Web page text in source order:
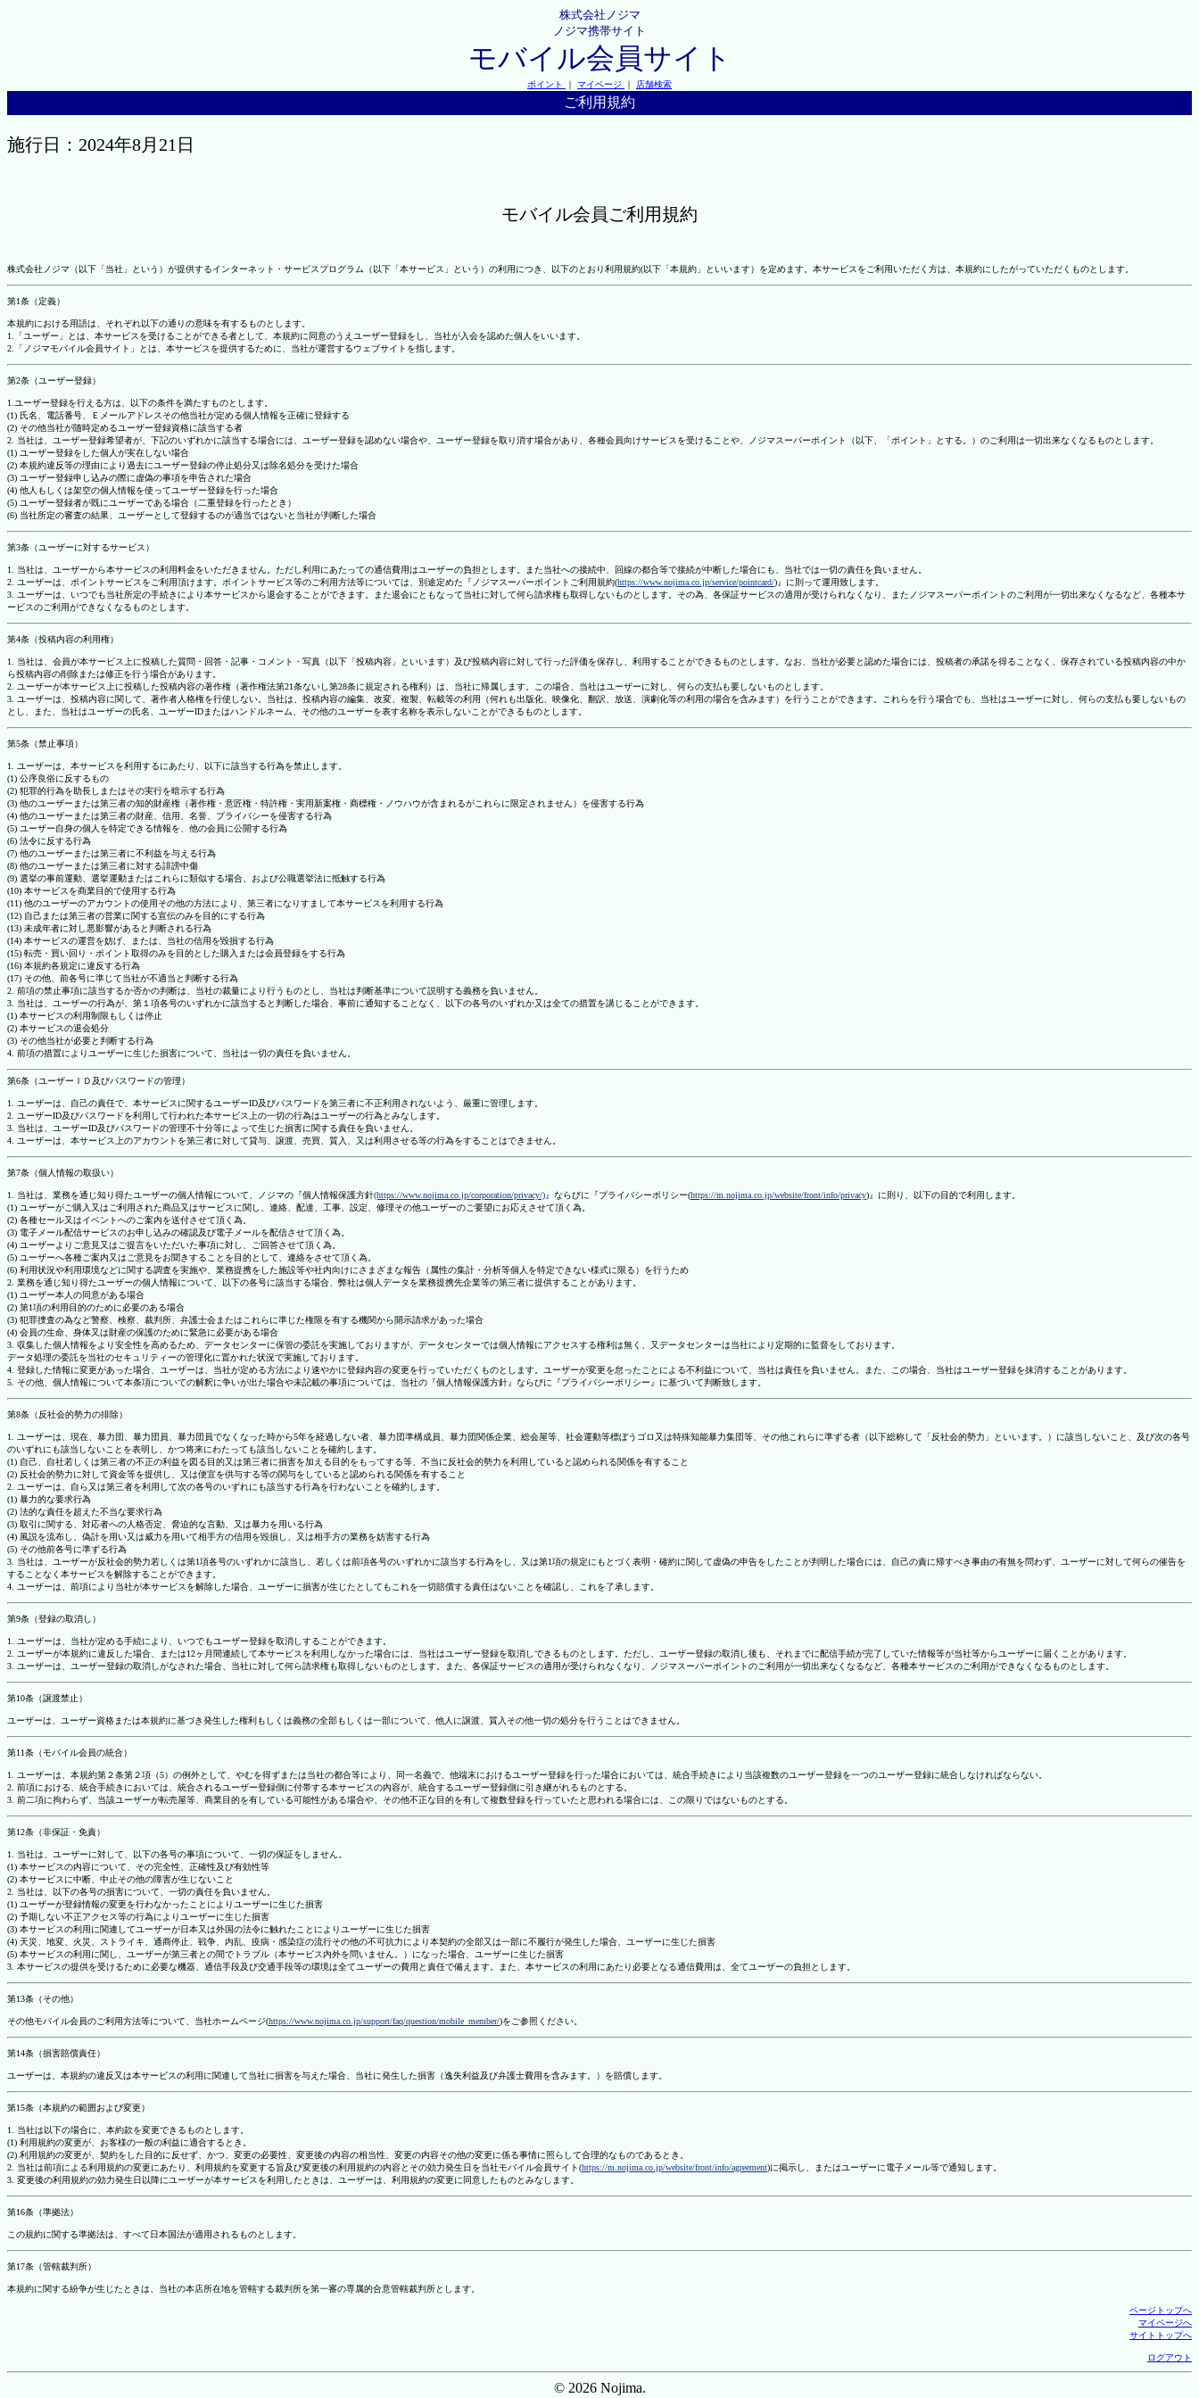
株式会社ノジマ
ノジマ携帯サイト
モバイル会員サイト
ポイント ｜ マイページ ｜ 店舗検索
ご利用規約
施行日：2024年8月21日
モバイル会員ご利用規約
株式会社ノジマ（以下「当社」という）が提供するインターネット・サービスプログラム（以下「本サービス」という）の利用につき、以下のとおり利用規約(以下「本規約」といいます）を定めます。本サービスをご利用いただく方は、本規約にしたがっていただくものとします。
第1条（定義）
本規約における用語は、それぞれ以下の通りの意味を有するものとします。
1.「ユーザー」とは、本サービスを受けることができる者として、本規約に同意のうえユーザー登録をし、当社が入会を認めた個人をいいます。
2.「ノジマモバイル会員サイト」とは、本サービスを提供するために、当社が運営するウェブサイトを指します。
第2条（ユーザー登録）
1.ユーザー登録を行える方は、以下の条件を満たすものとします。
(1) 氏名、電話番号、Ｅメールアドレスその他当社が定める個人情報を正確に登録する
(2) その他当社が随時定めるユーザー登録資格に該当する者
2. 当社は、ユーザー登録希望者が、下記のいずれかに該当する場合には、ユーザー登録を認めない場合や、ユーザー登録を取り消す場合があり、各種会員向けサービスを受けることや、ノジマスーパーポイント（以下、「ポイント」とする。）のご利用は一切出来なくなるものとします。
(1) ユーザー登録をした個人が実在しない場合
(2) 本規約違反等の理由により過去にユーザー登録の停止処分又は除名処分を受けた場合
(3) ユーザー登録申し込みの際に虚偽の事項を申告された場合
(4) 他人もしくは架空の個人情報を使ってユーザー登録を行った場合
(5) ユーザー登録者が既にユーザーである場合（二重登録を行ったとき）
(6) 当社所定の審査の結果、ユーザーとして登録するのが適当ではないと当社が判断した場合
第3条（ユーザーに対するサービス）
1. 当社は、ユーザーから本サービスの利用料金をいただきません。ただし利用にあたっての通信費用はユーザーの負担とします。また当社への接続中、回線の都合等で接続が中断した場合にも、当社では一切の責任を負いません。
2. ユーザーは、ポイントサービスをご利用頂けます。ポイントサービス等のご利用方法等については、別途定めた『ノジマスーパーポイントご利用規約(https://www.nojima.co.jp/service/pointcard/)』に則って運用致します。
3. ユーザーは、いつでも当社所定の手続きにより本サービスから退会することができます。また退会にともなって当社に対して何ら請求権も取得しないものとします。その為、各保証サービスの適用が受けられなくなり、またノジマスーパーポイントのご利用が一切出来なくなるなど、各種本サ
ービスのご利用ができなくなるものとします。
第4条（投稿内容の利用権）
1. 当社は、会員が本サービス上に投稿した質問・回答・記事・コメント・写真（以下「投稿内容」といいます）及び投稿内容に対して行った評価を保存し、利用することができるものとします。なお、当社が必要と認めた場合には、投稿者の承諾を得ることなく、保存されている投稿内容の中か
ら投稿内容の削除または修正を行う場合があります。
2. ユーザーが本サービス上に投稿した投稿内容の著作権（著作権法第21条ないし第28条に規定される権利）は、当社に帰属します。この場合、当社はユーザーに対し、何らの支払も要しないものとします。
3. ユーザーは、投稿内容に関して、著作者人格権を行使しない。当社は、投稿内容の編集、改変、複製、転載等の利用（何れも出版化、映像化、翻訳、放送、演劇化等の利用の場合を含みます）を行うことができます。これらを行う場合でも、当社はユーザーに対し、何らの支払も要しないもの
とし、また、当社はユーザーの氏名、ユーザーIDまたはハンドルネーム、その他のユーザーを表す名称を表示しないことができるものとします。
第5条（禁止事項）
1. ユーザーは、本サービスを利用するにあたり、以下に該当する行為を禁止します。
(1) 公序良俗に反するもの
(2) 犯罪的行為を助長しまたはその実行を暗示する行為
(3) 他のユーザーまたは第三者の知的財産権（著作権・意匠権・特許権・実用新案権・商標権・ノウハウが含まれるがこれらに限定されません）を侵害する行為
(4) 他のユーザーまたは第三者の財産、信用、名誉、プライバシーを侵害する行為
(5) ユーザー自身の個人を特定できる情報を、他の会員に公開する行為
(6) 法令に反する行為
(7) 他のユーザーまたは第三者に不利益を与える行為
(8) 他のユーザーまたは第三者に対する誹謗中傷
(9) 選挙の事前運動、選挙運動またはこれらに類似する場合、および公職選挙法に抵触する行為
(10) 本サービスを商業目的で使用する行為
(11) 他のユーザーのアカウントの使用その他の方法により、第三者になりすまして本サービスを利用する行為
(12) 自己または第三者の営業に関する宣伝のみを目的にする行為
(13) 未成年者に対し悪影響があると判断される行為
(14) 本サービスの運営を妨げ、または、当社の信用を毀損する行為
(15) 転売・買い回り・ポイント取得のみを目的とした購入または会員登録をする行為
(16) 本規約各規定に違反する行為
(17) その他、前各号に準じて当社が不適当と判断する行為
2. 前項の禁止事項に該当するか否かの判断は、当社の裁量により行うものとし、当社は判断基準について説明する義務を負いません。
3. 当社は、ユーザーの行為が、第１項各号のいずれかに該当すると判断した場合、事前に通知することなく、以下の各号のいずれか又は全ての措置を講じることができます。
(1) 本サービスの利用制限もしくは停止
(2) 本サービスの退会処分
(3) その他当社が必要と判断する行為
4. 前項の措置によりユーザーに生じた損害について、当社は一切の責任を負いません。
第6条（ユーザーＩＤ及びパスワードの管理）
1. ユーザーは、自己の責任で、本サービスに関するユーザーID及びパスワードを第三者に不正利用されないよう、厳重に管理します。
2. ユーザーID及びパスワードを利用して行われた本サービス上の一切の行為はユーザーの行為とみなします。
3. 当社は、ユーザーID及びパスワードの管理不十分等によって生じた損害に関する責任を負いません。
4. ユーザーは、本サービス上のアカウントを第三者に対して貸与、譲渡、売買、質入、又は利用させる等の行為をすることはできません。
第7条（個人情報の取扱い）
1. 当社は、業務を通じ知り得たユーザーの個人情報について、ノジマの『個人情報保護方針(https://www.nojima.co.jp/corporation/privacy/)』ならびに『プライバシーポリシー(https://m.nojima.co.jp/website/front/info/privacy)』に則り、以下の目的で利用します。
(1) ユーザーがご購入又はご利用された商品又はサービスに関し、連絡、配達、工事、設定、修理その他ユーザーのご要望にお応えさせて頂く為。
(2) 各種セール又はイベントへのご案内を送付させて頂く為。
(3) 電子メール配信サービスのお申し込みの確認及び電子メールを配信させて頂く為。
(4) ユーザーよりご意見又はご提言をいただいた事項に対し、ご回答させて頂く為。
(5) ユーザーへ各種ご案内又はご意見をお聞きすることを目的として、連絡をさせて頂く為。
(6) 利用状況や利用環境などに関する調査を実施や、業務提携をした施設等や社内向けにさまざまな報告（属性の集計・分析等個人を特定できない様式に限る）を行うため
2. 業務を通じ知り得たユーザーの個人情報について、以下の各号に該当する場合、弊社は個人データを業務提携先企業等の第三者に提供することがあります。
(1) ユーザー本人の同意がある場合
(2) 第1項の利用目的のために必要のある場合
(3) 犯罪捜査の為など警察、検察、裁判所、弁護士会またはこれらに準じた権限を有する機関から開示請求があった場合
(4) 会員の生命、身体又は財産の保護のために緊急に必要がある場合
3. 収集した個人情報をより安全性を高めるため、データセンターに保管の委託を実施しておりますが、データセンターでは個人情報にアクセスする権利は無く、又データセンターは当社により定期的に監督をしております。
データ処理の委託を当社のセキュリティーの管理化に置かれた状況で実施しております。
4. 登録した情報に変更があった場合、ユーザーは、当社が定める方法により速やかに登録内容の変更を行っていただくものとします。ユーザーが変更を怠ったことによる不利益について、当社は責任を負いません。また、この場合、当社はユーザー登録を抹消することがあります。
5. その他、個人情報について本条項についての解釈に争いが出た場合や未記載の事項については、当社の『個人情報保護方針』ならびに『プライバシーポリシー』に基づいて判断致します。
第8条（反社会的勢力の排除）
1. ユーザーは、現在、暴力団、暴力団員、暴力団員でなくなった時から5年を経過しない者、暴力団準構成員、暴力団関係企業、総会屋等、社会運動等標ぼうゴロ又は特殊知能暴力集団等、その他これらに準ずる者（以下総称して「反社会的勢力」といいます。）に該当しないこと、及び次の各号
のいずれにも該当しないことを表明し、かつ将来にわたっても該当しないことを確約します。
(1) 自己、自社若しくは第三者の不正の利益を図る目的又は第三者に損害を加える目的をもってする等、不当に反社会的勢力を利用していると認められる関係を有すること
(2) 反社会的勢力に対して資金等を提供し、又は便宜を供与する等の関与をしていると認められる関係を有すること
2. ユーザーは、自ら又は第三者を利用して次の各号のいずれにも該当する行為を行わないことを確約します。
(1) 暴力的な要求行為
(2) 法的な責任を超えた不当な要求行為
(3) 取引に関する、対応者への人格否定、脅迫的な言動、又は暴力を用いる行為
(4) 風説を流布し、偽計を用い又は威力を用いて相手方の信用を毀損し、又は相手方の業務を妨害する行為
(5) その他前各号に準ずる行為
3. 当社は、ユーザーが反社会的勢力若しくは第1項各号のいずれかに該当し、若しくは前項各号のいずれかに該当する行為をし、又は第1項の規定にもとづく表明・確約に関して虚偽の申告をしたことが判明した場合には、自己の責に帰すべき事由の有無を問わず、ユーザーに対して何らの催告を
することなく本サービスを解除することができます。
4. ユーザーは、前項により当社が本サービスを解除した場合、ユーザーに損害が生じたとしてもこれを一切賠償する責任はないことを確認し、これを了承します。
第9条（登録の取消し）
1. ユーザーは、当社が定める手続により、いつでもユーザー登録を取消しすることができます。
2. ユーザーが本規約に違反した場合、または12ヶ月間連続して本サービスを利用しなかった場合には、当社はユーザー登録を取消しできるものとします。ただし、ユーザー登録の取消し後も、それまでに配信手続が完了していた情報等が当社等からユーザーに届くことがあります。
3. ユーザーは、ユーザー登録の取消しがなされた場合、当社に対して何ら請求権も取得しないものとします。また、各保証サービスの適用が受けられなくなり、ノジマスーパーポイントのご利用が一切出来なくなるなど、各種本サービスのご利用ができなくなるものとします。
第10条（譲渡禁止）
ユーザーは、ユーザー資格または本規約に基づき発生した権利もしくは義務の全部もしくは一部について、他人に譲渡、質入その他一切の処分を行うことはできません。
第11条（モバイル会員の統合）
1. ユーザーは、本規約第２条第２項（5）の例外として、やむを得ずまたは当社の都合等により、同一名義で、他端末におけるユーザー登録を行った場合においては、統合手続きにより当該複数のユーザー登録を一つのユーザー登録に統合しなければならない。
2. 前項における、統合手続きにおいては、統合されるユーザー登録側に付帯する本サービスの内容が、統合するユーザー登録側に引き継がれるものとする。
3. 前二項に拘わらず、当該ユーザーが転売屋等、商業目的を有している可能性がある場合や、その他不正な目的を有して複数登録を行っていたと思われる場合には、この限りではないものとする。
第12条（非保証・免責）
1. 当社は、ユーザーに対して、以下の各号の事項について、一切の保証をしません。
(1) 本サービスの内容について、その完全性、正確性及び有効性等
(2) 本サービスに中断、中止その他の障害が生じないこと
2. 当社は、以下の各号の損害について、一切の責任を負いません。
(1) ユーザーが登録情報の変更を行わなかったことによりユーザーに生じた損害
(2) 予期しない不正アクセス等の行為によりユーザーに生じた損害
(3) 本サービスの利用に関連してユーザーが日本又は外国の法令に触れたことによりユーザーに生じた損害
(4) 天災、地変、火災、ストライキ、通商停止、戦争、内乱、疫病・感染症の流行その他の不可抗力により本契約の全部又は一部に不履行が発生した場合、ユーザーに生じた損害
(5) 本サービスの利用に関し、ユーザーが第三者との間でトラブル（本サービス内外を問いません。）になった場合、ユーザーに生じた損害
3. 本サービスの提供を受けるために必要な機器、通信手段及び交通手段等の環境は全てユーザーの費用と責任で備えます。また、本サービスの利用にあたり必要となる通信費用は、全てユーザーの負担とします。
第13条（その他）
その他モバイル会員のご利用方法等について、当社ホームページ(https://www.nojima.co.jp/support/faq/question/mobile_member/)をご参照ください。
第14条（損害賠償責任）
ユーザーは、本規約の違反又は本サービスの利用に関連して当社に損害を与えた場合、当社に発生した損害（逸失利益及び弁護士費用を含みます。）を賠償します。
第15条（本規約の範囲および変更）
1. 当社は以下の場合に、本約款を変更できるものとします。
(1) 利用規約の変更が、お客様の一般の利益に適合するとき。
(2) 利用規約の変更が、契約をした目的に反せず、かつ、変更の必要性、変更後の内容の相当性、変更の内容その他の変更に係る事情に照らして合理的なものであるとき。
2. 当社は前項による利用規約の変更にあたり、利用規約を変更する旨及び変更後の利用規約の内容とその効力発生日を当社モバイル会員サイト(https://m.nojima.co.jp/website/front/info/agreement)に掲示し、またはユーザーに電子メール等で通知します。
3. 変更後の利用規約の効力発生日以降にユーザーが本サービスを利用したときは、ユーザーは、利用規約の変更に同意したものとみなします。
第16条（準拠法）
この規約に関する準拠法は、すべて日本国法が適用されるものとします。
第17条（管轄裁判所）
本規約に関する紛争が生じたときは、当社の本店所在地を管轄する裁判所を第一審の専属的合意管轄裁判所とします。
ページトップへ
マイページへ
サイトトップへ
ログアウト
© 2026 Nojima.